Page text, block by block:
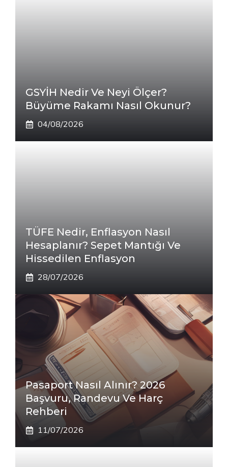
GSYİH Nedir Ve Neyi Ölçer?
Büyüme Rakamı Nasıl Okunur?
04/08/2026
TÜFE Nedir, Enflasyon Nasıl
Hesaplanır? Sepet Mantığı Ve
Hissedilen Enflasyon
28/07/2026
Pasaport Nasıl Alınır? 2026
Başvuru, Randevu Ve Harç
Rehberi
11/07/2026